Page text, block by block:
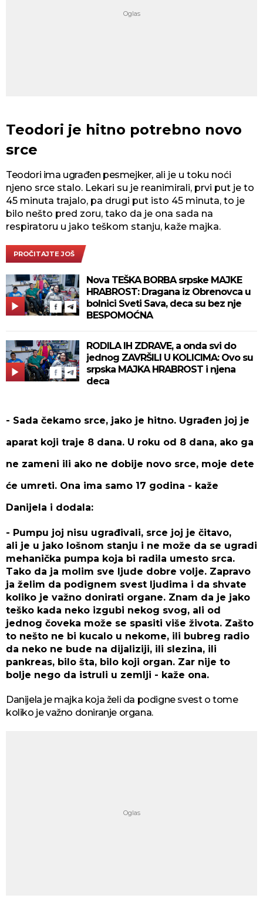
Teodori je hitno potrebno novo
srce
Teodori ima ugrađen pesmejker, ali je u toku noći
njeno srce stalo. Lekari su je reanimirali, prvi put je to
45 minuta trajalo, pa drugi put isto 45 minuta, to je
bilo nešto pred zoru, tako da je ona sada na
respiratoru u jako teškom stanju, kaže majka.
PROČITAJTE JOŠ
Nova TEŠKA BORBA srpske MAJKE
HRABROST: Dragana iz Obrenovca u
bolnici Sveti Sava, deca su bez nje
BESPOMOĆNA
RODILA IH ZDRAVE, a onda svi do
jednog ZAVRŠILI U KOLICIMA: Ovo su
srpska MAJKA HRABROST i njena
deca
- Sada čekamo srce, jako je hitno. Ugrađen joj je
aparat koji traje 8 dana. U roku od 8 dana, ako ga
ne zameni ili ako ne dobije novo srce, moje dete
će umreti. Ona ima samo 17 godina - kaže
Danijela i dodala:
- Pumpu joj nisu ugrađivali, srce joj je čitavo,
ali je u jako lošnom stanju i ne može da se ugradi
mehanička pumpa koja bi radila umesto srca.
Tako da ja molim sve ljude dobre volje. Zapravo
ja želim da podignem svest ljudima i da shvate
koliko je važno donirati organe. Znam da je jako
teško kada neko izgubi nekog svog, ali od
jednog čoveka može se spasiti više života. Zašto
to nešto ne bi kucalo u nekome, ili bubreg radio
da neko ne bude na dijaliziji, ili slezina, ili
pankreas, bilo šta, bilo koji organ. Zar nije to
bolje nego da istruli u zemlji - kaže ona.
Danijela je majka koja želi da podigne svest o tome
koliko je važno doniranje organa.